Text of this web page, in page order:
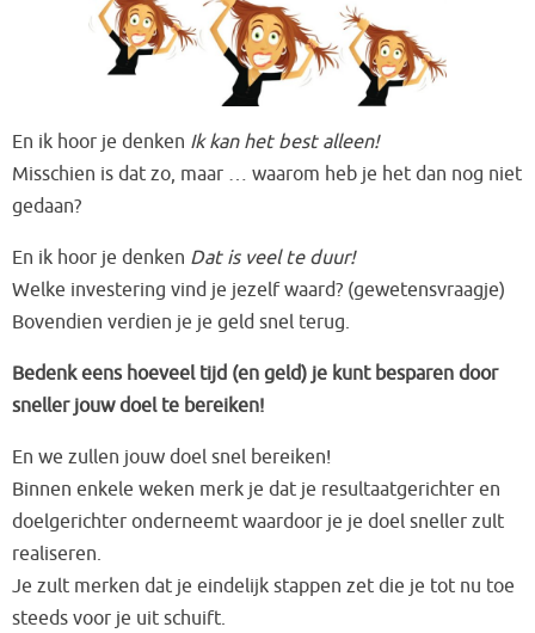
En ik hoor je denken Ik kan het best alleen!
Misschien is dat zo, maar … waarom heb je het dan nog niet
gedaan?
En ik hoor je denken Dat is veel te duur!
Welke investering vind je jezelf waard? (gewetensvraagje)
Bovendien verdien je je geld snel terug.
Bedenk eens hoeveel tijd (en geld) je kunt besparen door
sneller jouw doel te bereiken!
En we zullen jouw doel snel bereiken!
Binnen enkele weken merk je dat je resultaatgerichter en
doelgerichter onderneemt waardoor je je doel sneller zult
realiseren.
Je zult merken dat je eindelijk stappen zet die je tot nu toe
steeds voor je uit schuift.